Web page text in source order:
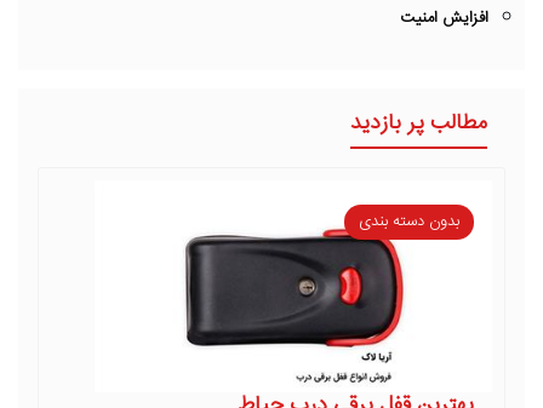
افزایش امنیت
مطالب پر بازدید
بدون دسته بندی